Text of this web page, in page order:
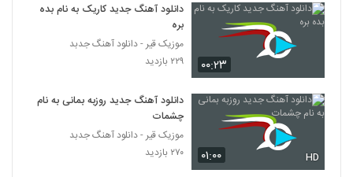
دانلود آهنگ سقا از فرشید هلالی
6236
۲۸۸ بازدید
6237
عرفان شرقی آهنگ هرسال همین روزا
۲۹۵ بازدید
۰۰:۲۳
دانلود آهنگ جدید کاریک به نام بده
بره
موزیک قیر - دانلود آهنگ جدبد
۲۲۹ بازدید
۰۱:۰۰ HD
دانلود آهنگ جدید روزبه بمانی به نام
چشمات
موزیک قیر - دانلود آهنگ جدبد
۲۷۰ بازدید